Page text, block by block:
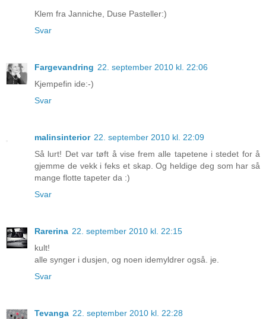
Klem fra Janniche, Duse Pasteller:)
Svar
Fargevandring 22. september 2010 kl. 22:06
Kjempefin ide:-)
Svar
malinsinterior 22. september 2010 kl. 22:09
Så lurt! Det var tøft å vise frem alle tapetene i stedet for å
gjemme de vekk i feks et skap. Og heldige deg som har så
mange flotte tapeter da :)
Svar
Rarerina 22. september 2010 kl. 22:15
kult!
alle synger i dusjen, og noen idemyldrer også. je.
Svar
Tevanga 22. september 2010 kl. 22:28